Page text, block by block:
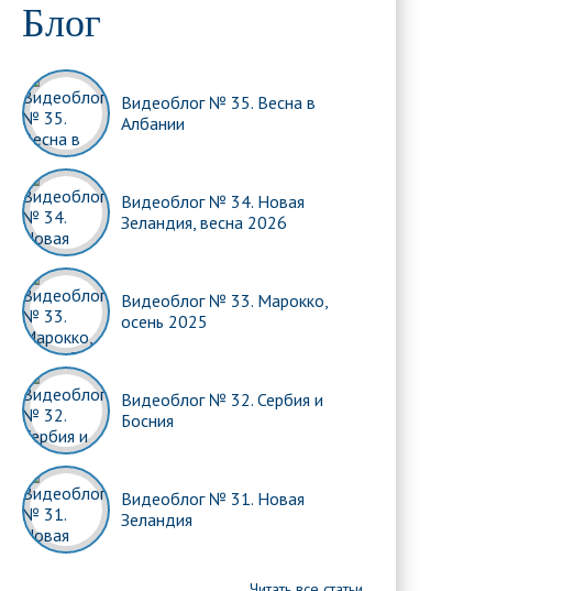
Блог
Видеоблог № 35. Весна в
Албании
Видеоблог № 34. Новая
Зеландия, весна 2026
Видеоблог № 33. Марокко,
осень 2025
Видеоблог № 32. Сербия и
Босния
Видеоблог № 31. Новая
Зеландия